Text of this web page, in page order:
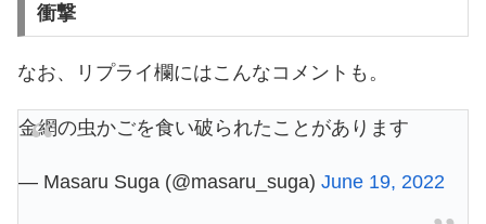
衝撃
なお、リプライ欄にはこんなコメントも。
金網の虫かごを食い破られたことがあります
— Masaru Suga (@masaru_suga) June 19, 2022